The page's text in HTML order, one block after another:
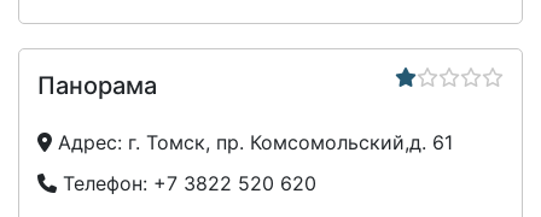
Панорама
Адрес: г. Томск, пр. Комсомольский,д. 61
Телефон: +7 3822 520 620